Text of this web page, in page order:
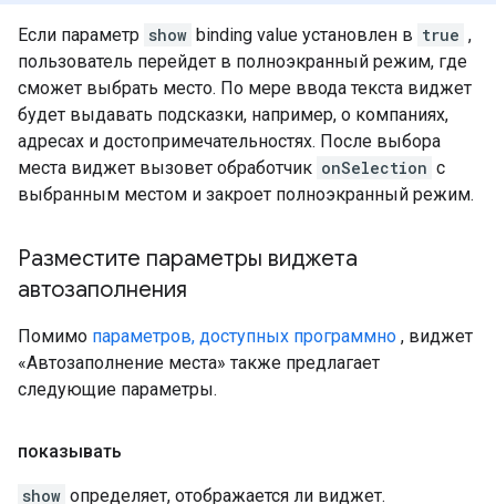
Если параметр show binding value установлен в true ,
пользователь перейдет в полноэкранный режим, где
сможет выбрать место. По мере ввода текста виджет
будет выдавать подсказки, например, о компаниях,
адресах и достопримечательностях. После выбора
места виджет вызовет обработчик onSelection с
выбранным местом и закроет полноэкранный режим.
Разместите параметры виджета
автозаполнения
Помимо параметров, доступных программно , виджет
«Автозаполнение места» также предлагает
следующие параметры.
показывать
show определяет, отображается ли виджет.